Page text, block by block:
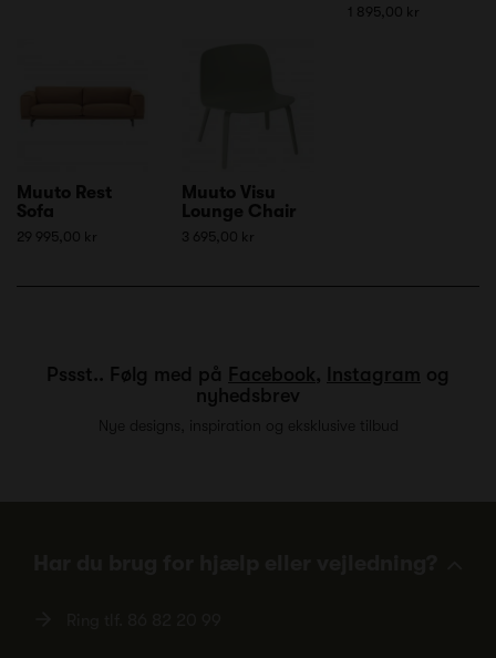
1 895,00 kr
Muuto Rest
Sofa
29 995,00 kr
Muuto Visu
Lounge Chair
3 695,00 kr
Pssst.. Følg med på Facebook, Instagram og
nyhedsbrev
Nye designs, inspiration og eksklusive tilbud